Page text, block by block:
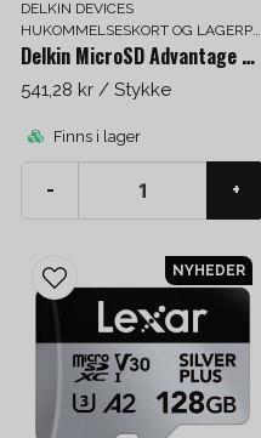
DELKIN DEVICES
HUKOMMELSESKORT OG LAGERPLADS
Delkin MicroSD Advantage 64 GB
541,28 kr / Stykke
Finns i lager
- +
NYHEDER